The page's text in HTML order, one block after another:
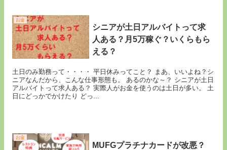
お金
シニアが土日アルバイトって求
人ある？月5万稼ぐ？いくらもら
える？
土日のみ勤務って・・・・ 平日休みってこと？ まあ、いいよね？シ
ニアなんだから、こんな仕事形態も。 あるのかな～？ シニアが土日
アルバイトって求人ある？ 実際人がお金を使うのは土日が多い。 土
日にどっかでかけたり どっ...
お金
MUFGプラチナカードが改悪？